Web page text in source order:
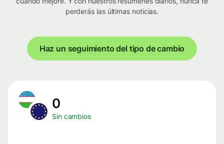
perderás las últimas noticias.
Haz un seguimiento del tipo de cambio
0
Sin cambios